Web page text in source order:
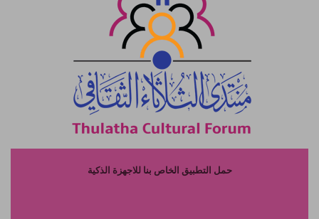
حمل التطبيق الخاص بنا للاجهزة الذكية